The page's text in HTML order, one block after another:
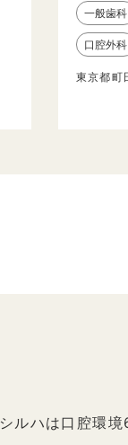
一般歯科
口腔外科
東京都町
シルハは口腔環